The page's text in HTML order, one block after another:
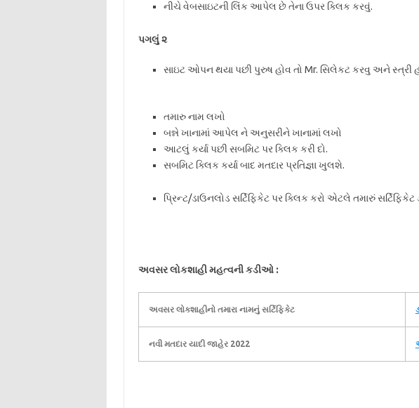
નીચે વેબસાઇટની લિંક આપેલ છે તેના ઉપર ક્લિક કરવું.
પગલું ૨
સાઇટ ઓપન થયા પછી પુરુષ હોવ તો Mr. સિલેકટ કરવુ અને સ્ત્રી
તમારુ નામ લખો
બન્ને ખાનામાં આપેલ ને અનુસરીને ખાનામાં લખો
આટલું કર્યા પછી સબમિટ પર ક્લિક કરી દો.
સબમિટ ક્લિક કર્યા બાદ મતદાર પ્રતિજ્ઞા ખુલશે.
પ્રિન્ટ/ડાઉનલોડ સર્ટિફિકેટ પર ક્લિક કરો એટલે તમારું
અવસર લોકશાહી મહત્વની કડીઓ :
અવસર લોકશાહીનો તમારા નામનું સર્ટિફિકેટ
નવી મતદાર યાદી જાહેર 2022